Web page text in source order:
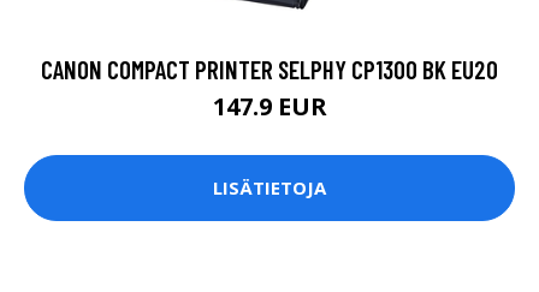
CANON COMPACT PRINTER SELPHY CP1300 BK EU20
147.9 EUR
LISÄTIETOJA